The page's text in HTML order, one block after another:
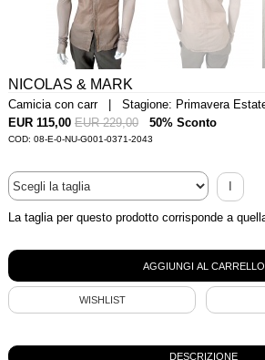
NICOLAS & MARK
Camicia con carr | Stagione: Primavera
EUR 115,00 EUR 229,00 50% Sconto
COD: 08-E-0-NU-G001-0371-2043
I
La taglia per questo prodotto corrisponde a
WISHLIST
DESCRIZIONE